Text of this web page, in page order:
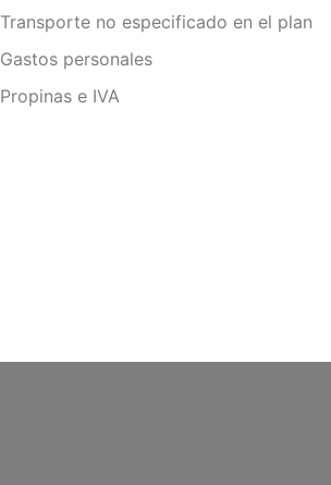
Transporte no especificado en el plan
Gastos personales
Propinas e IVA